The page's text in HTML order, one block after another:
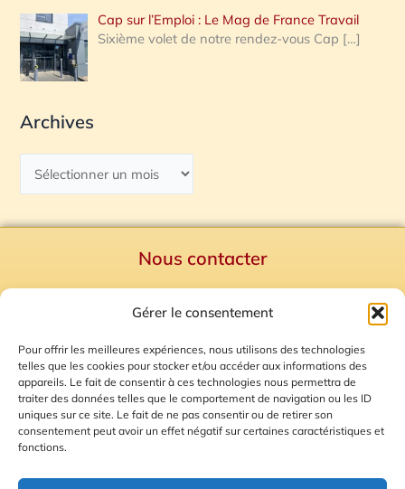
Gérer le consentement
Pour offrir les meilleures expériences, nous utilisons des technologies
telles que les cookies pour stocker et/ou accéder aux informations des
appareils. Le fait de consentir à ces technologies nous permettra de
traiter des données telles que le comportement de navigation ou les ID
uniques sur ce site. Le fait de ne pas consentir ou de retirer son
consentement peut avoir un effet négatif sur certaines caractéristiques et
fonctions.
Cap sur l’Emploi : Le Mag de France Travail
Sixième volet de notre rendez-vous Cap […]
Archives
Nous contacter
Mentions Légales
Plan du site
Gestion des Cookies